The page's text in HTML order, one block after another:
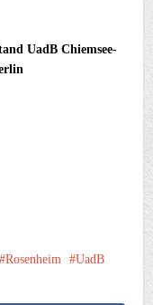
UadB Chiemsee-
Rosenheim
UadB